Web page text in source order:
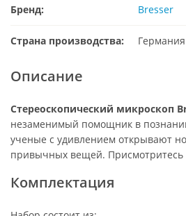
Бренд: Bresser
Страна производства: Германия
Описание
Стереоскопический микроскоп
незаменимый помощник в
ученые с удивлением открывают
привычных вещей. Присмотритесь
Комплектация